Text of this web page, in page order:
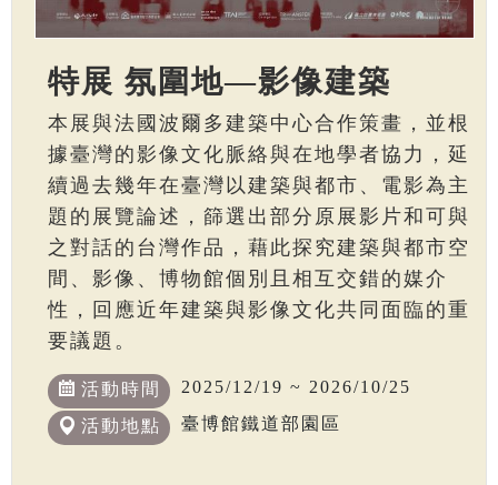
特展 氛圍地—影像建築
本展與法國波爾多建築中心合作策畫，並根
據臺灣的影像文化脈絡與在地學者協力，延
續過去幾年在臺灣以建築與都市、電影為主
題的展覽論述，篩選出部分原展影片和可與
之對話的台灣作品，藉此探究建築與都市空
間、影像、博物館個別且相互交錯的媒介
性，回應近年建築與影像文化共同面臨的重
要議題。
活動時間 2025/12/19 ~ 2026/10/25
活動地點 臺博館鐵道部園區